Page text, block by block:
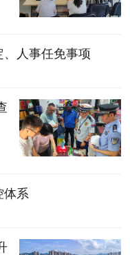
人事任免事项
体系